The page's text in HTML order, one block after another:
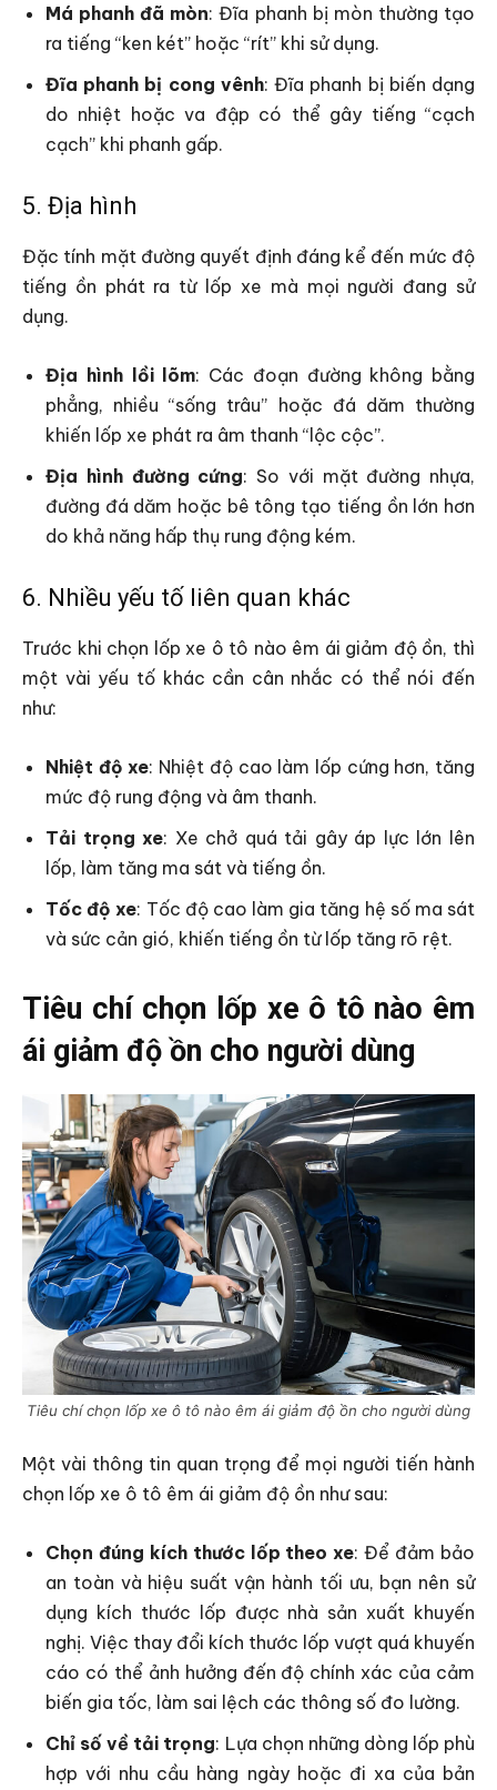
Má phanh đã mòn: Đĩa phanh bị mòn thường tạo
ra tiếng “ken két” hoặc “rít” khi sử dụng.
Đĩa phanh bị cong vênh: Đĩa phanh bị biến dạng
do nhiệt hoặc va đập có thể gây tiếng “cạch
cạch” khi phanh gấp.
5. Địa hình
Đặc tính mặt đường quyết định đáng kể đến mức độ
tiếng ồn phát ra từ lốp xe mà mọi người đang sử
dụng.
Địa hình lồi lõm: Các đoạn đường không bằng
phẳng, nhiều “sống trâu” hoặc đá dăm thường
khiến lốp xe phát ra âm thanh “lộc cộc”.
Địa hình đường cứng: So với mặt đường nhựa,
đường đá dăm hoặc bê tông tạo tiếng ồn lớn hơn
do khả năng hấp thụ rung động kém.
6. Nhiều yếu tố liên quan khác
Trước khi chọn lốp xe ô tô nào êm ái giảm độ ồn, thì
một vài yếu tố khác cần cân nhắc có thể nói đến
như:
Nhiệt độ xe: Nhiệt độ cao làm lốp cứng hơn, tăng
mức độ rung động và âm thanh.
Tải trọng xe: Xe chở quá tải gây áp lực lớn lên
lốp, làm tăng ma sát và tiếng ồn.
Tốc độ xe: Tốc độ cao làm gia tăng hệ số ma sát
và sức cản gió, khiến tiếng ồn từ lốp tăng rõ rệt.
Tiêu chí chọn lốp xe ô tô nào êm
ái giảm độ ồn cho người dùng
Tiêu chí chọn lốp xe ô tô nào êm ái giảm độ ồn cho người dùng
Một vài thông tin quan trọng để mọi người tiến hành
chọn lốp xe ô tô êm ái giảm độ ồn như sau:
Chọn đúng kích thước lốp theo xe: Để đảm bảo
an toàn và hiệu suất vận hành tối ưu, bạn nên sử
dụng kích thước lốp được nhà sản xuất khuyến
nghị. Việc thay đổi kích thước lốp vượt quá khuyến
cáo có thể ảnh hưởng đến độ chính xác của cảm
biến gia tốc, làm sai lệch các thông số đo lường.
Chỉ số về tải trọng: Lựa chọn những dòng lốp phù
hợp với nhu cầu hàng ngày hoặc đi xa của bản